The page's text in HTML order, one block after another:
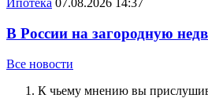
Ипотека 07.08.2026 14:37
В России на загородную
Все новости
К чьему мнению вы